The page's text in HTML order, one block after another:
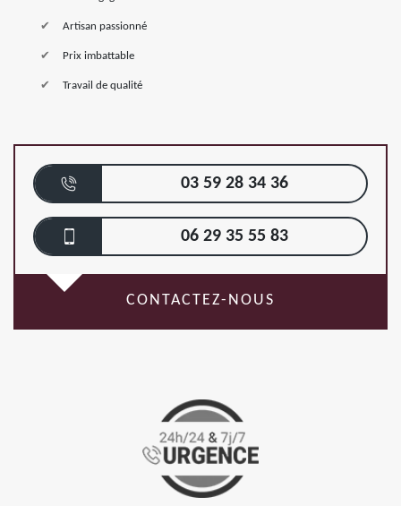
Artisan passionné
Prix imbattable
Travail de qualité
03 59 28 34 36
06 29 35 55 83
CONTACTEZ-NOUS